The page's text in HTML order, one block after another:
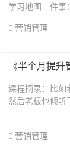
学习地图三件事
营销管理
《半个月提
课程摘录：比如
然后老板也倾听
营销管理